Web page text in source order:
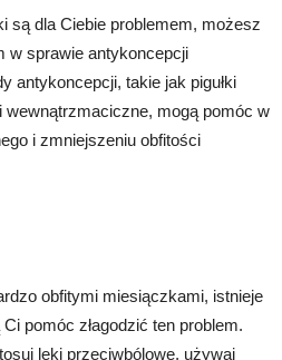
są dla Ciebie problemem, możesz
w sprawie antykoncepcji
antykoncepcji, takie jak pigułki
wewnątrzmaciczne, mogą pomóc w
i zmniejszeniu obfitości
obfitymi miesiączkami, istnieje
pomóc złagodzić ten problem.
leki przeciwbólowe, używaj